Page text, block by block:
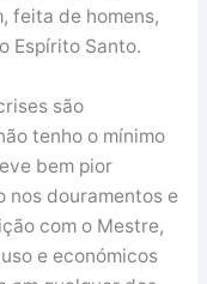
feita de homens,
Espírito Santo.
são
tenho o mínimo
bem pior
nos douramentos e
com o Mestre,
e económicos